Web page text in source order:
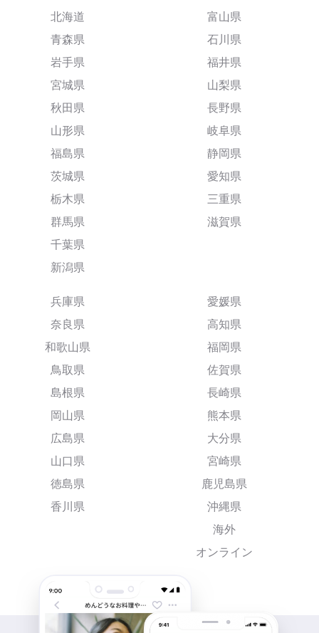
北海道
青森県
岩手県
宮城県
秋田県
山形県
福島県
茨城県
栃木県
群馬県
千葉県
新潟県
富山県
石川県
福井県
山梨県
長野県
岐阜県
静岡県
愛知県
三重県
滋賀県
兵庫県
奈良県
和歌山県
鳥取県
島根県
岡山県
広島県
山口県
徳島県
香川県
愛媛県
高知県
福岡県
佐賀県
長崎県
熊本県
大分県
宮崎県
鹿児島県
沖縄県
海外
オンライン